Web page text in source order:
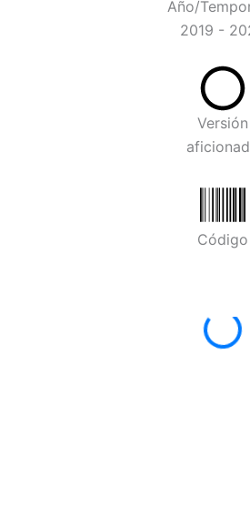
Año/
2019 -
Versión
Código